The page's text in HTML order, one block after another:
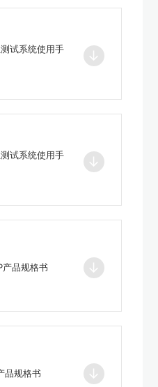
试系统使用手
↓
试系统使用手
↓
品规格书 ↓
品规格书 ↓